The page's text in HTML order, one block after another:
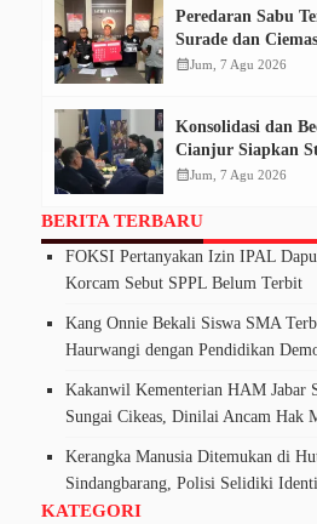
Peredaran Sabu
Surade dan
Tangkap Tiga
calendar_monthJum, 7 Agu 2026
Konsolidasi dan
Cianjur Siapkan
Pemilu 2029
calendar_monthJum, 7 Agu 2026
BERITA TERBARU
FOKSI Pertanyakan Izin IPAL
Korcam Sebut SPPL Belum Terbit
Kang Onnie Bekali Siswa SMA
Haurwangi dengan Pendidikan
Kakanwil Kementerian HAM Jabar
Sungai Cikeas, Dinilai Ancam Hak
Kerangka Manusia Ditemukan di
Sindangbarang, Polisi Selidiki
KATEGORI